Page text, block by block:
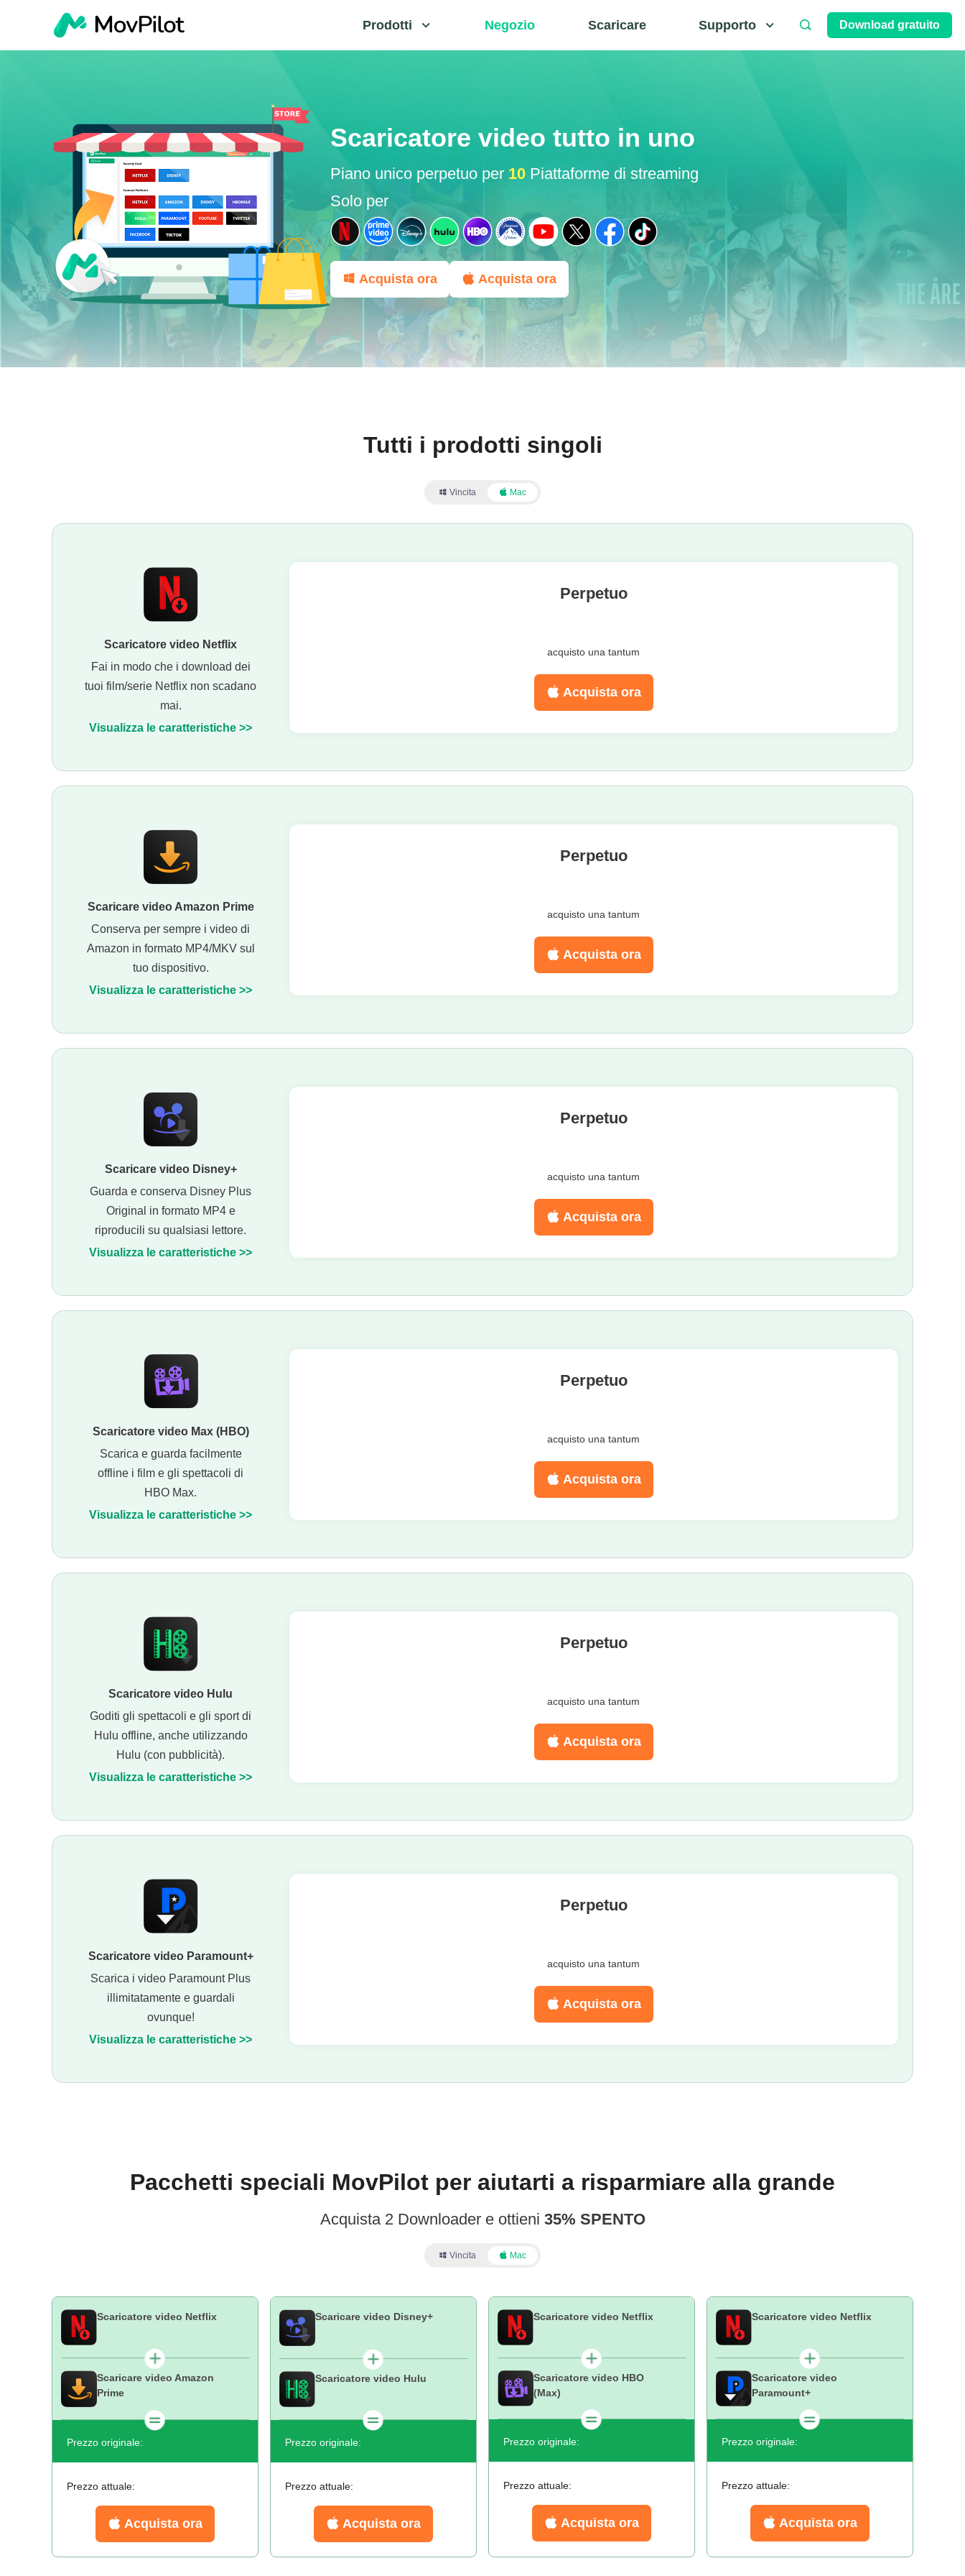
Prodotti Negozio Scaricare Supporto Download gratuito
Scaricatore video tutto in uno
Piano unico perpetuo per 10 Piattaforme di streaming
Solo per
Acquista ora Acquista ora
Tutti i prodotti singoli
Vincita Mac
Scaricatore video Netflix
Fai in modo che i download dei
tuoi film/serie Netflix non scadano
mai.
Visualizza le caratteristiche >>
Perpetuo
acquisto una tantum
Acquista ora
Scaricare video Amazon Prime
Conserva per sempre i video di
Amazon in formato MP4/MKV sul
tuo dispositivo.
Visualizza le caratteristiche >>
Perpetuo
acquisto una tantum
Acquista ora
Scaricare video Disney+
Guarda e conserva Disney Plus
Original in formato MP4 e
riproducili su qualsiasi lettore.
Visualizza le caratteristiche >>
Perpetuo
acquisto una tantum
Acquista ora
Scaricatore video Max (HBO)
Scarica e guarda facilmente
offline i film e gli spettacoli di
HBO Max.
Visualizza le caratteristiche >>
Perpetuo
acquisto una tantum
Acquista ora
Scaricatore video Hulu
Goditi gli spettacoli e gli sport di
Hulu offline, anche utilizzando
Hulu (con pubblicità).
Visualizza le caratteristiche >>
Perpetuo
acquisto una tantum
Acquista ora
Scaricatore video Paramount+
Scarica i video Paramount Plus
illimitatamente e guardali
ovunque!
Visualizza le caratteristiche >>
Perpetuo
acquisto una tantum
Acquista ora
Pacchetti speciali MovPilot per aiutarti a risparmiare alla grande
Acquista 2 Downloader e ottieni 35% SPENTO
Vincita Mac
Scaricatore video Netflix
Scaricare video Amazon
Prime
Prezzo originale:
Prezzo attuale:
Acquista ora
Scaricare video Disney+
Scaricatore video Hulu
Prezzo originale:
Prezzo attuale:
Acquista ora
Scaricatore video Netflix
Scaricatore video HBO
(Max)
Prezzo originale:
Prezzo attuale:
Acquista ora
Scaricatore video Netflix
Scaricatore video
Paramount+
Prezzo originale:
Prezzo attuale:
Acquista ora